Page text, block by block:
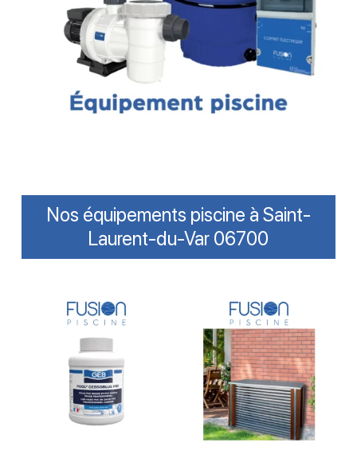
Nos équipements piscine à Saint-
Laurent-du-Var 06700